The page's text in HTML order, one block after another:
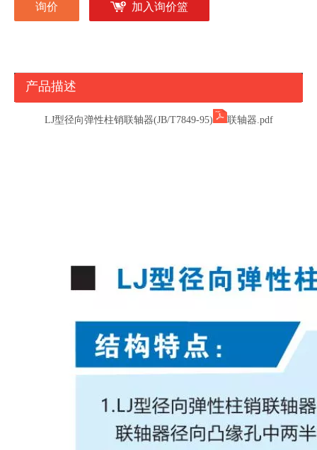
询价 加入询价篮
产品描述
LJ型径向弹性柱销联轴器(JB/T7849-95) 联轴器.pdf